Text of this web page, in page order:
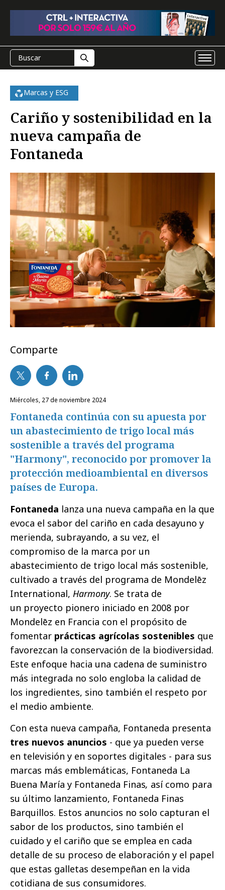
Marcas y ESG
Cariño y sostenibilidad en la
nueva campaña de
Fontaneda
Comparte
miércoles, 27 de noviembre 2024
Fontaneda continúa con su apuesta por
un abastecimiento de trigo local más
sostenible a través del programa
"Harmony", reconocido por promover la
protección medioambiental en diversos
países de Europa.
Fontaneda lanza una nueva campaña en la que
evoca el sabor del cariño en cada desayuno y
merienda, subrayando, a su vez, el
compromiso de la marca por un
abastecimiento de trigo local más sostenible,
cultivado a través del programa de Mondelēz
International, Harmony. Se trata de
un proyecto pionero iniciado en 2008 por
Mondelēz en Francia con el propósito de
fomentar prácticas agrícolas sostenibles que
favorezcan la conservación de la biodiversidad.
Este enfoque hacia una cadena de suministro
más integrada no solo engloba la calidad de
los ingredientes, sino también el respeto por
el medio ambiente.
Con esta nueva campaña, Fontaneda presenta
tres nuevos anuncios - que ya pueden verse
en televisión y en soportes digitales - para sus
marcas más emblemáticas, Fontaneda La
Buena María y Fontaneda Finas, así como para
su último lanzamiento, Fontaneda Finas
Barquillos. Estos anuncios no solo capturan el
sabor de los productos, sino también el
cuidado y el cariño que se emplea en cada
detalle de su proceso de elaboración y el papel
que estas galletas desempeñan en la vida
cotidiana de sus consumidores.